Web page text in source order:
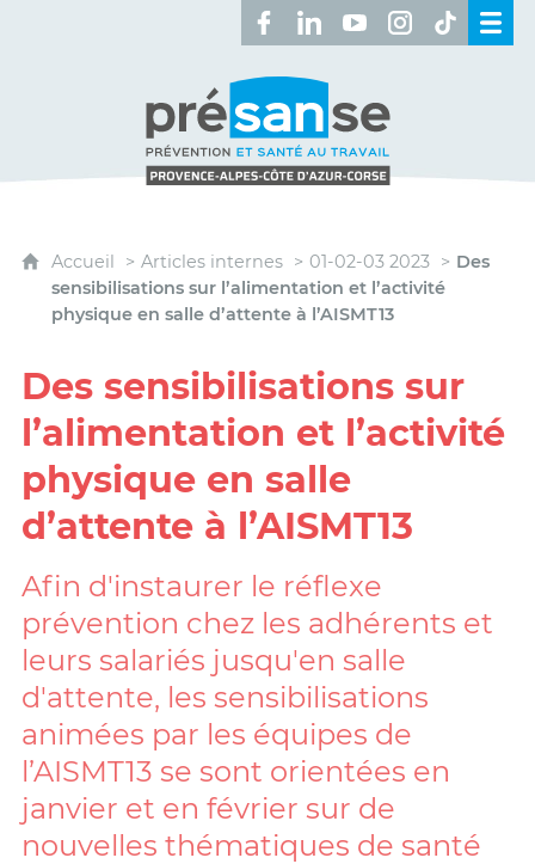
Retrouvez-nous sur Facebook
Retrouvez-nous sur
Retrouvez-nous sur
Retrouvez-
Accueil Articles internes 01-02-03 2023
Des
sensibilisations sur l’alimentation et l’activité
physique en salle d’attente à l’AISMT13
Des sensibilisations sur
l’alimentation et l’activité
physique en salle
d’attente à l’AISMT13
Afin d'instaurer le réflexe
prévention chez les adhérents et
leurs salariés jusqu'en salle
d'attente, les sensibilisations
animées par les équipes de
l’AISMT13 se sont orientées en
janvier et en février sur de
nouvelles thématiques de santé